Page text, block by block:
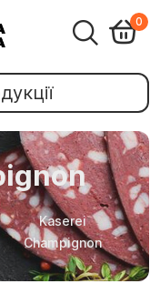
0
Kaserei
Champignon